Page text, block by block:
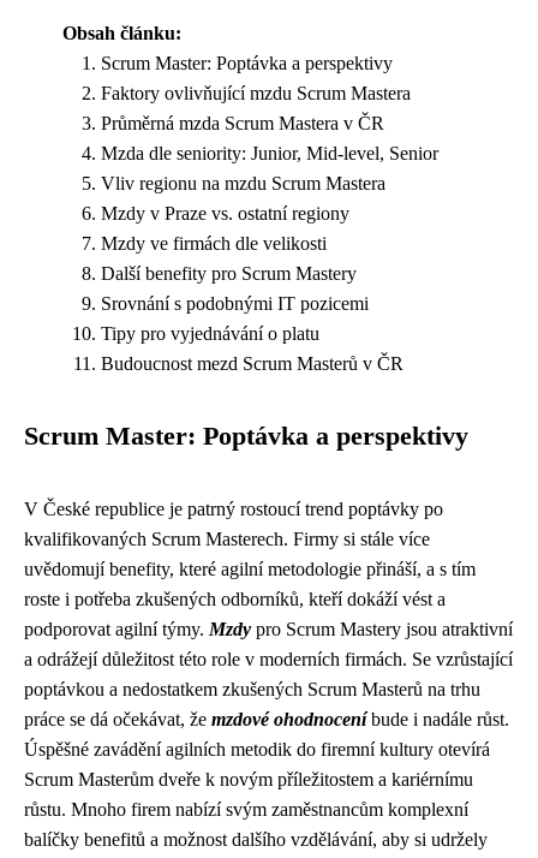
Obsah článku:
Scrum Master: Poptávka a perspektivy
Faktory ovlivňující mzdu Scrum Mastera
Průměrná mzda Scrum Mastera v ČR
Mzda dle seniority: Junior, Mid-level, Senior
Vliv regionu na mzdu Scrum Mastera
Mzdy v Praze vs. ostatní regiony
Mzdy ve firmách dle velikosti
Další benefity pro Scrum Mastery
Srovnání s podobnými IT pozicemi
Tipy pro vyjednávání o platu
Budoucnost mezd Scrum Masterů v ČR
Scrum Master: Poptávka a perspektivy
V České republice je patrný rostoucí trend poptávky po
kvalifikovaných Scrum Masterech. Firmy si stále více
uvědomují benefity, které agilní metodologie přináší, a s tím
roste i potřeba zkušených odborníků, kteří dokáží vést a
podporovat agilní týmy. Mzdy pro Scrum Mastery jsou atraktivní
a odrážejí důležitost této role v moderních firmách. Se vzrůstající
poptávkou a nedostatkem zkušených Scrum Masterů na trhu
práce se dá očekávat, že mzdové ohodnoceníbude i nadále růst.
Úspěšné zavádění agilních metodik do firemní kultury otevírá
Scrum Masterům dveře k novým příležitostem a kariérnímu
růstu. Mnoho firem nabízí svým zaměstnancům komplexní
balíčky benefitů a možnost dalšího vzdělávání, aby si udržely